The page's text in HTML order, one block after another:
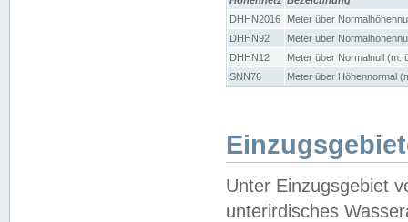
DHHN2016
Meter über
DHHN92
Meter über
DHHN12
Meter über Normalnull (m.
SNN76
Meter über Höhennormal
Unter Einzugsgebiet
unterirdisches